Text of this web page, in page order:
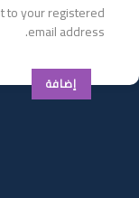
to your registered
email address.